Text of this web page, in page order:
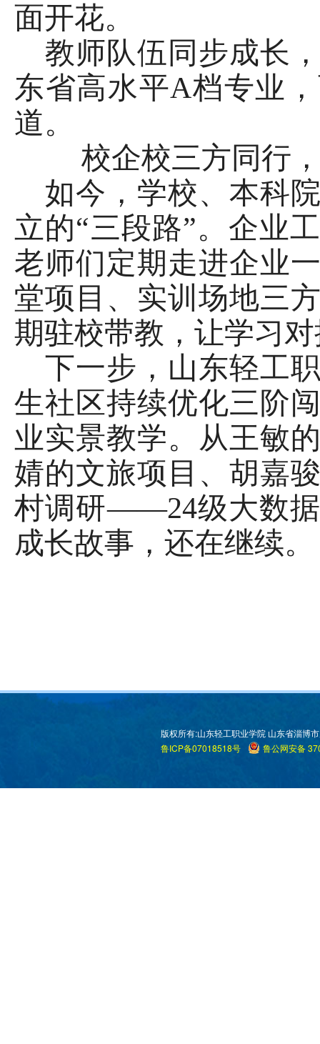
面开花。
教师队伍同步成长
东省高水平A档专业
道。
校企校三方同行
如今，学校、本科
立的“三段路”。企业
老师们定期走进企业
堂项目、实训场地三
期驻校带教，让学习
下一步，山东轻工
生社区持续优化三阶
业实景教学。从王敏
婧的文旅项目、胡嘉
村调研——24级大数据
成长故事，还在继续。
版权所有:山东轻工职业学院 山东省淄
鲁ICP备07018518号
鲁公网安备